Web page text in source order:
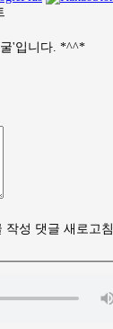
'입니다. *^^*
작성 댓글 새로고침